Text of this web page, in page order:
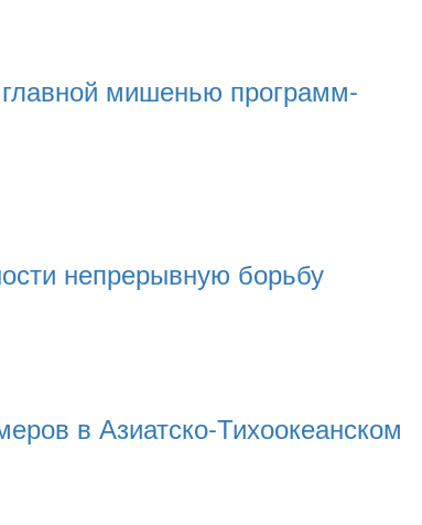
мишенью программ-
непрерывную борьбу
в Азиатско-Тихоокеанском